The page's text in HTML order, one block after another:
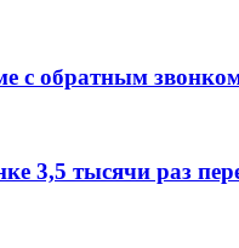
с обратным
3,5 тысячи раз